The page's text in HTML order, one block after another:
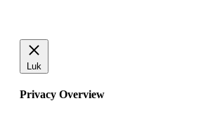
Luk
Privacy Overview